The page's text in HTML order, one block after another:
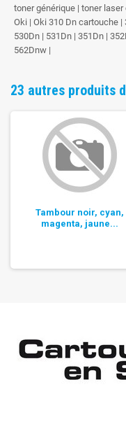
toner générique | toner
Oki | Oki 310 Dn cartouche |
530Dn | 531Dn | 351Dn |
562Dnw |
23 autres produits
Tambour noir, cyan,
magenta, jaune...